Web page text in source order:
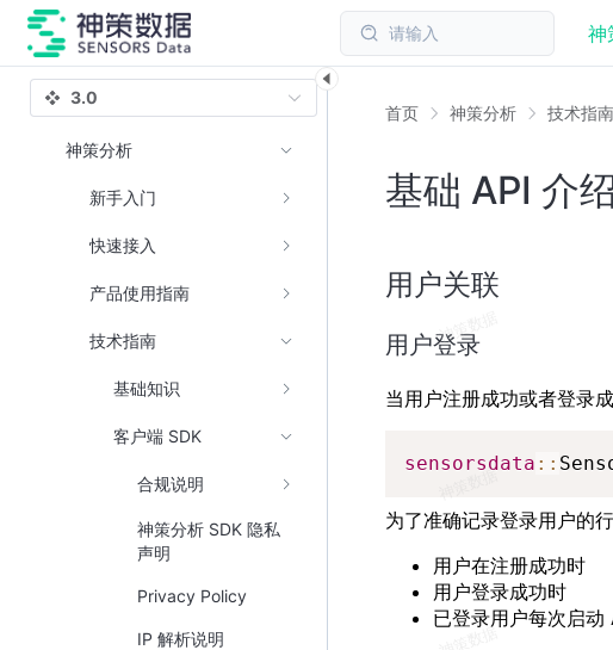
请输入 神
首页 神策分析 技术指南
基础 API 介
用户关联
用户登录
当用户注册成功或者登录
sensorsdata : :
为了准确记录登录用户的
用户在注册成功时
用户登录成功时
已登录用户每次启
3.0
神策分析
新手入门
快速接入
产品使用指南
技术指南
基础知识
客户端 SDK
合规说明
神策分析 SDK 隐私
声明
Privacy Policy
IP 解析说明